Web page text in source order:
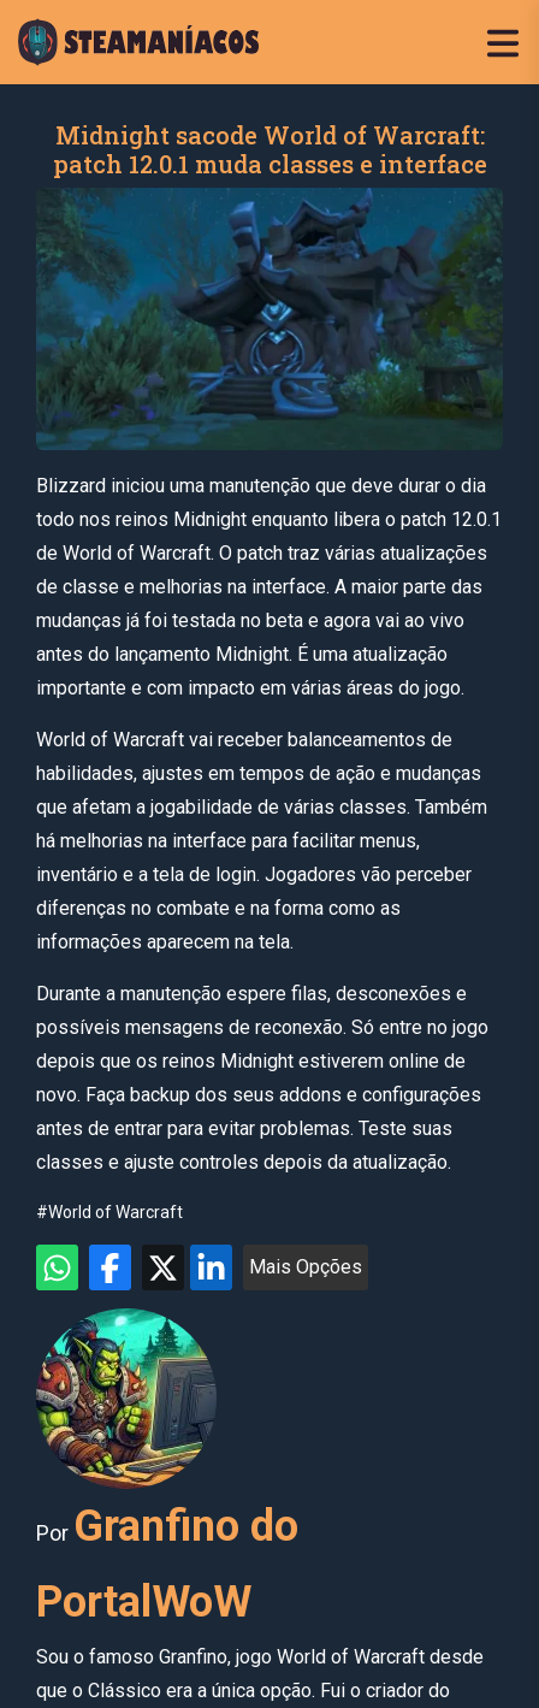
Midnight sacode World of Warcraft:
patch 12.0.1 muda classes e interface
Blizzard iniciou uma manutenção que deve durar o dia
todo nos reinos Midnight enquanto libera o patch 12.0.1
de World of Warcraft. O patch traz várias atualizações
de classe e melhorias na interface. A maior parte das
mudanças já foi testada no beta e agora vai ao vivo
antes do lançamento Midnight. É uma atualização
importante e com impacto em várias áreas do jogo.
World of Warcraft vai receber balanceamentos de
habilidades, ajustes em tempos de ação e mudanças
que afetam a jogabilidade de várias classes. Também
há melhorias na interface para facilitar menus,
inventário e a tela de login. Jogadores vão perceber
diferenças no combate e na forma como as
informações aparecem na tela.
Durante a manutenção espere filas, desconexões e
possíveis mensagens de reconexão. Só entre no jogo
depois que os reinos Midnight estiverem online de
novo. Faça backup dos seus addons e configurações
antes de entrar para evitar problemas. Teste suas
classes e ajuste controles depois da atualização.
#World of Warcraft
Mais Opções
Por Granfino do
PortalWoW
Sou o famoso Granfino, jogo World of Warcraft desde
que o Clássico era a única opção. Fui o criador do